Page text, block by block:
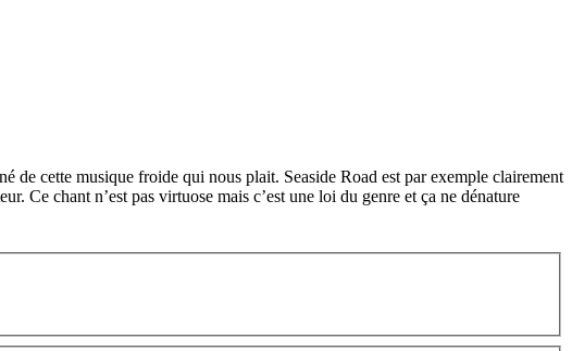
de cette musique froide qui nous plait. Seaside Road est par exemple clairement
Ce chant n’est pas virtuose mais c’est une loi du genre et ça ne dénature